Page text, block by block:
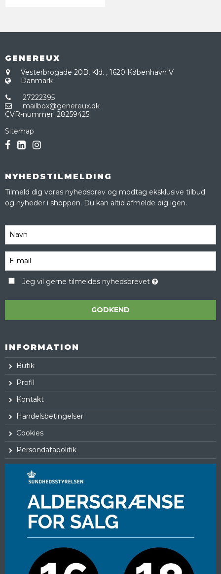
GENEREUX
Vesterbrogade 20B, Kld. , 1620 København V
Danmark
27222395
mailbox@genereux.dk
CVR-nummer: 28259425
Sitemap
NYHEDSTILMELDING
Tilmeld dig vores nyhedsbrev og modtag eksklusive tilbud
og nyheder i shoppen. Du kan altid afmelde dig igen.
Jeg vil gerne tilmeldes nyhedsbrevet
GODKEND
INFORMATION
Butik
Profil
Kontakt
Handelsbetingelser
Cookies
Persondatapolitik